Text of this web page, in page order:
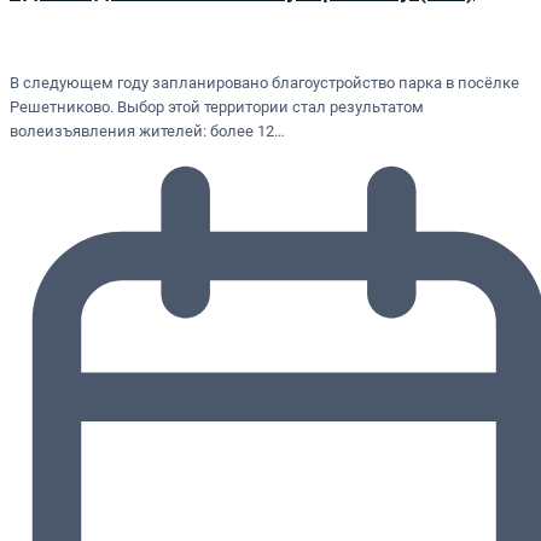
В следующем году запланировано благоустройство парка в посёлке
Решетниково. Выбор этой территории стал результатом
волеизъявления жителей: более 12…